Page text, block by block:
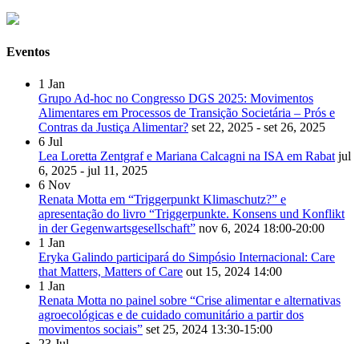
Eventos
1 Jan
Grupo Ad-hoc no Congresso DGS 2025: Movimentos
Alimentares em Processos de Transição Societária – Prós e
Contras da Justiça Alimentar? set 22, 2025 - set 26, 2025
6 Jul
Lea Loretta Zentgraf e Mariana Calcagni na ISA em Rabat jul
6, 2025 - jul 11, 2025
6 Nov
Renata Motta em “Triggerpunkt Klimaschutz?” e
apresentação do livro “Triggerpunkte. Konsens und Konflikt
in der Gegenwartsgesellschaft” nov 6, 2024 18:00-20:00
1 Jan
Eryka Galindo participará do Simpósio Internacional: Care
that Matters, Matters of Care out 15, 2024 14:00
1 Jan
Renata Motta no painel sobre “Crise alimentar e alternativas
agroecológicas e de cuidado comunitário a partir dos
movimentos sociais” set 25, 2024 13:30-15:00